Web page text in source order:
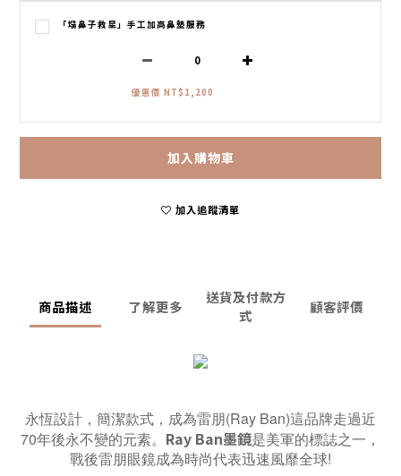
「塌鼻子救星」手工加高鼻墊服務
優惠價 NT$1,200
加入購物車
加入追蹤清單
商品描述 了解更多
送貨及付款方
式
顧客評價
永恆設計，簡潔款式，成為雷朋(Ray Ban)這品牌走過近
70年後永不變的元素。 Ray Ban墨鏡是美軍的標誌之一，
戰後雷朋眼鏡成為時尚代表迅速風靡全球!